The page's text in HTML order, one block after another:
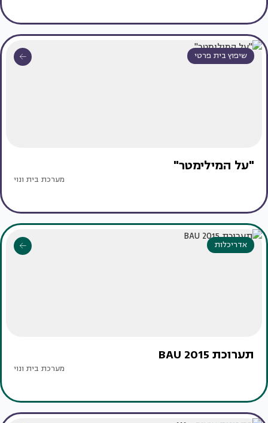
שיפוץ בית פרטי
"על המילימטר"
מערכת בית ונוי
אדריכלות
תערוכת BAU 2015
מערכת בית ונוי